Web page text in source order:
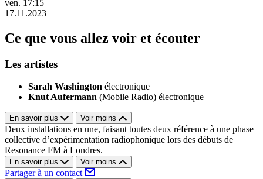
ven. 17:15
17.11.2023
Ce que vous allez voir et écouter
Les artistes
Sarah Washington électronique
Knut Aufermann (Mobile Radio) électronique
En savoir plus Voir moins
Deux installations en une, faisant toutes deux référence à une phase
collective d’expérimentation radiophonique lors des débuts de
Resonance FM à Londres.
En savoir plus Voir moins
Partager à un contact